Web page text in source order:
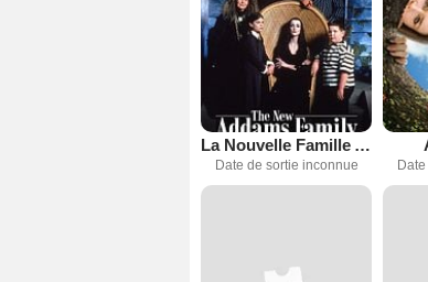
La Nouvelle Famille Addams
Date de sortie inconnue